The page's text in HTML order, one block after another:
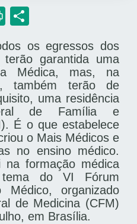
Print
os egressos dos
garantida uma
Médica, mas, na
também terão de
uma residência
de Família e
É o que estabelece
o Mais Médicos e
no ensino médico.
formação médica
do VI Fórum
Médico, organizado
de Medicina (CFM)
em Brasília.